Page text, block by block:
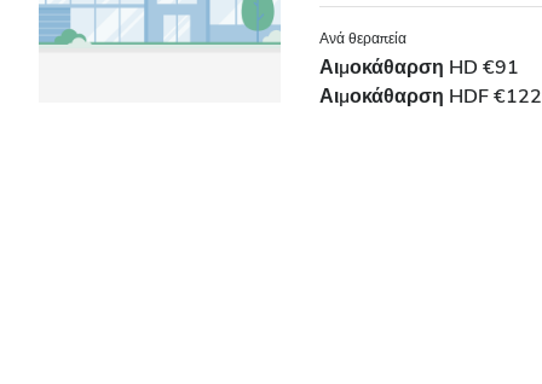
Ανά θεραπεία
Αιμοκάθαρση HD €91
Αιμοκάθαρση HDF